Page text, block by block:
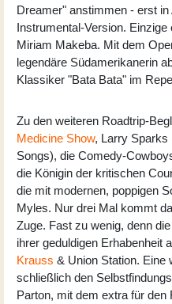
Dreamer" anstimmen - erst in
Instrumental-Version.
Miriam Makeba. Mit dem
legendäre Südamerikanerin
Klassiker "Bata Bata" im
Zu den weiteren Roadtrip-
Medicine Show, Larry Sparks
Songs), die Comedy-
die Königin der kritischen
die mit modernen, poppigen
Myles. Nur drei Mal kommt
Zuge. Fast zu wenig, denn
ihrer geduldigen Erhabenheit
Krauss & Union Station. Eine
schließlich den
Parton, mit dem extra für den